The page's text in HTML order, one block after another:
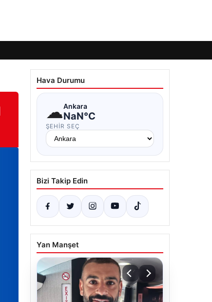
Hava Durumu
☁Ankara
NaN°C
ŞEHIR SEÇ
Bizi Takip Edin
Yan Manşet